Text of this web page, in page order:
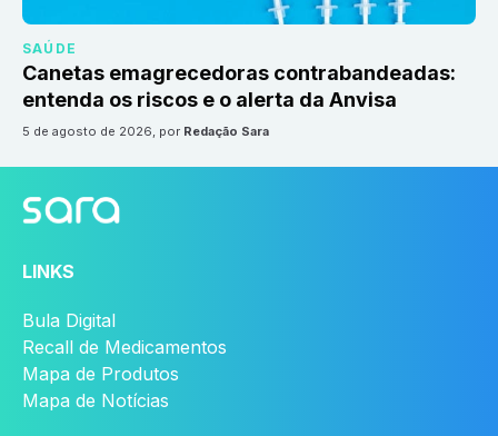
SAÚDE
Canetas emagrecedoras contrabandeadas:
entenda os riscos e o alerta da Anvisa
5 de agosto de 2026, por Redação Sara
LINKS
Bula Digital
Recall de Medicamentos
Mapa de Produtos
Mapa de Notícias